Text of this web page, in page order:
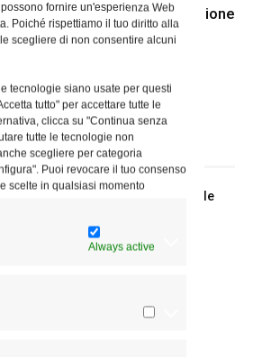
fornire un'esperienza Web
Poiché rispettiamo il tuo diritto alla
scegliere di non consentire alcuni
tecnologie siano usate per questi
tutto" per accettare tutte le
clicca su "Continua senza
tutte le tecnologie non
scegliere per categoria
Puoi revocare il tuo consenso
scelte in qualsiasi momento
Always active
nella luce della Resurrezione
Mario Ciccalotti
Time: la dichiarazione del cardinale